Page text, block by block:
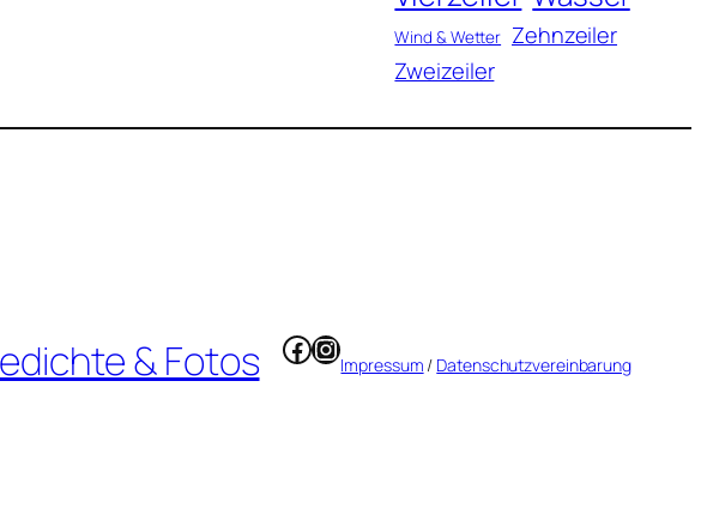
Wind & Wetter Zehnzeiler
Zweizeiler
& Fotos Facebook
Instagram
Impressum / Datenschutzvereinbarung